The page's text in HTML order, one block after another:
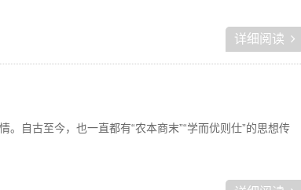
详细阅读
自古至今，也一直都有“农本商末”“学而优则仕”的思想传